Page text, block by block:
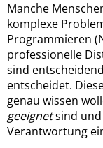
Manche
komplexe
Programmieren
professionelle
sind
entscheidet.
genau wissen
geeignetsind und
Verantwortung